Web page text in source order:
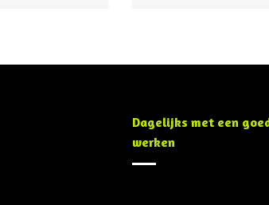
Dagelijks met een
werken